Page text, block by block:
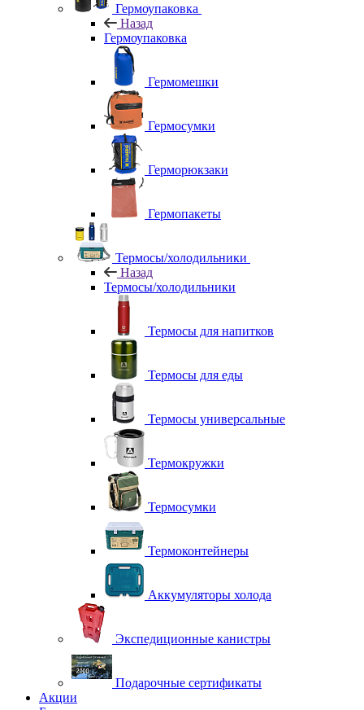
Гермоупаковка
Назад
Гермоупаковка
Гермомешки
Гермосумки
Герморюкзаки
Гермопакеты
Термосы/холодильники
Назад
Термосы/холодильники
Термосы для напитков
Термосы для еды
Термосы универсальные
Термокружки
Термосумки
Термоконтейнеры
Аккумуляторы холода
Экспедиционные канистры
Подарочные сертификаты
Акции